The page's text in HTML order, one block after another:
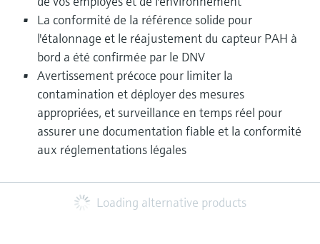
La conformité de la référence solide pour
l'étalonnage et le réajustement du capteur PAH à
bord a été confirmée par le DNV
Avertissement précoce pour limiter la
contamination et déployer des mesures
appropriées, et surveillance en temps réel pour
assurer une documentation fiable et la conformité
aux réglementations légales
Loading alternative products